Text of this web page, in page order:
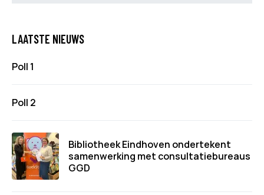
LAATSTE NIEUWS
Poll 1
Poll 2
Bibliotheek Eindhoven ondertekent
samenwerking met consultatiebureaus
GGD